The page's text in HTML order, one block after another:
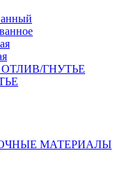
ГНУТЬЕ
МАТЕРИАЛЫ